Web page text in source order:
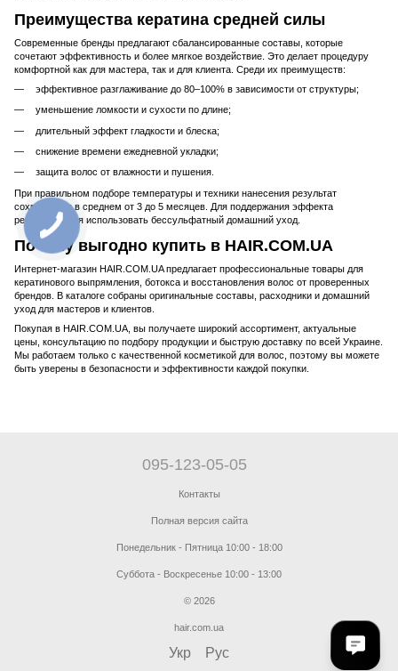
Преимущества кератина средней силы
Современные бренды предлагают сбалансированные составы, которые
сочетают эффективность и более мягкое воздействие. Это делает процедуру
комфортной как для мастера, так и для клиента. Среди их преимуществ:
эффективное разглаживание до 80–100% в зависимости от структуры;
уменьшение ломкости и сухости по длине;
длительный эффект гладкости и блеска;
снижение времени ежедневной укладки;
защита волос от влажности и пушения.
При правильном подборе температуры и техники нанесения результат
сохраняется в среднем от 3 до 5 месяцев. Для поддержания эффекта
рекомендуется использовать бессульфатный домашний уход.
Почему выгодно купить в HAIR.COM.UA
Интернет-магазин HAIR.COM.UA предлагает профессиональные товары для
кератинового выпрямления, ботокса и восстановления волос от проверенных
брендов. В каталоге собраны оригинальные составы, расходники и домашний
уход для мастеров и клиентов.
Покупая в HAIR.COM.UA, вы получаете широкий ассортимент, актуальные
цены, консультацию по подбору продукции и быструю доставку по всей Украине.
Мы работаем только с качественной косметикой для волос, поэтому вы можете
быть уверены в безопасности и эффективности каждой покупки.
095-123-05-05
Контакты
Полная версия сайта
Понедельник - Пятница 10:00 - 18:00
Суббота - Воскресенье 10:00 - 13:00
© 2026
hair.com.ua
Укр Рус